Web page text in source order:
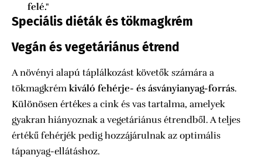
felé."
Speciális diéták és tökmagkrém
Vegán és vegetáriánus étrend
A növényi alapú táplálkozást követők számára a
tökmagkrém kiváló fehérje- és ásványianyag-forrás.
Különösen értékes a cink és vas tartalma, amelyek
gyakran hiányoznak a vegetáriánus étrendből. A teljes
értékű fehérjék pedig hozzájárulnak az optimális
tápanyag-ellátáshoz.